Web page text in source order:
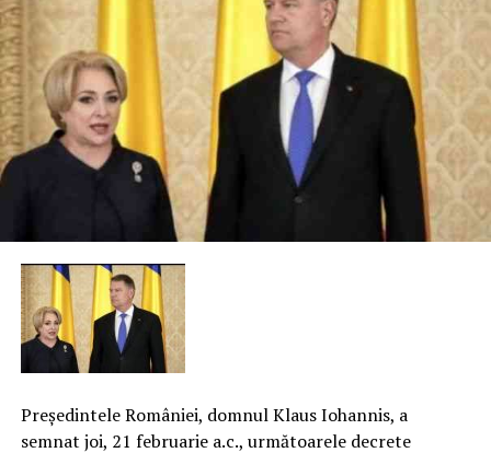
Preşedintele României, domnul Klaus Iohannis, a
semnat joi, 21 februarie a.c., următoarele decrete